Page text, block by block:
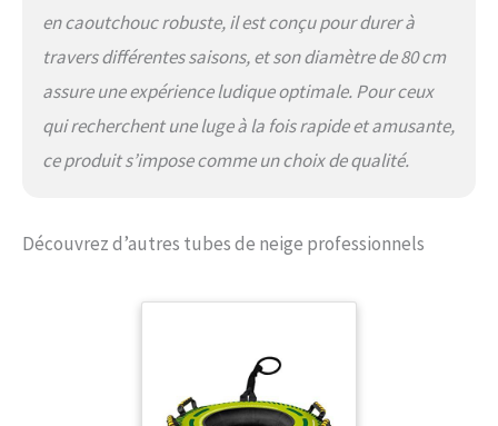
en caoutchouc robuste, il est conçu pour durer à
travers différentes saisons, et son diamètre de 80 cm
assure une expérience ludique optimale. Pour ceux
qui recherchent une luge à la fois rapide et amusante,
ce produit s’impose comme un choix de qualité.
Découvrez d’autres tubes de neige professionnels